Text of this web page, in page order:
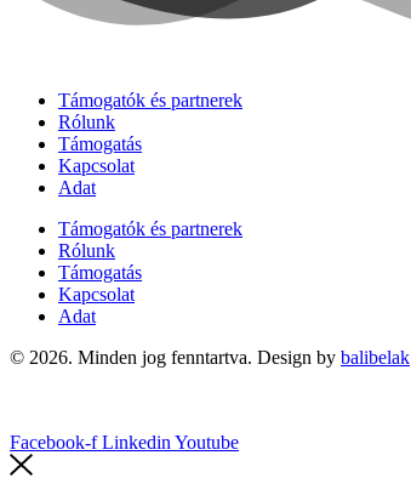
Támogatók és partnerek
Rólunk
Támogatás
Kapcsolat
Adat
Támogatók és partnerek
Rólunk
Támogatás
Kapcsolat
Adat
© 2026. Minden jog fenntartva. Design by balibelak
Facebook-f Linkedin Youtube